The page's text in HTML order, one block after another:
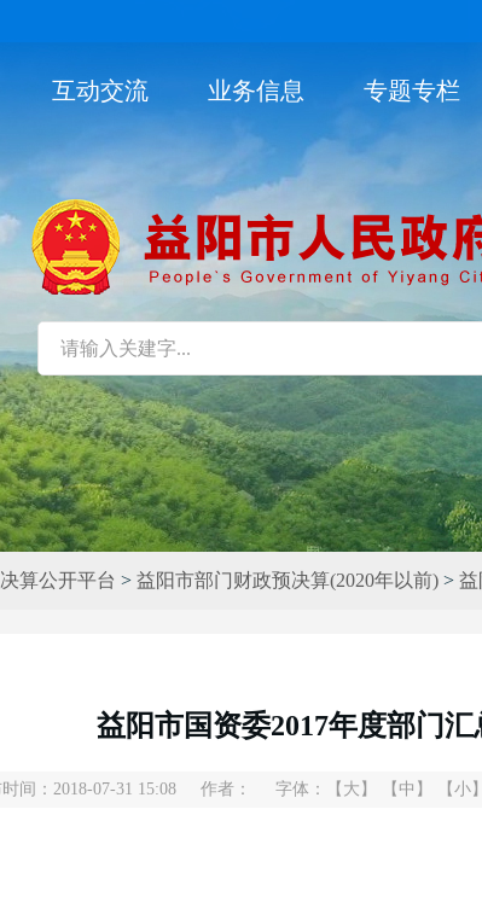
互动交流 业务信息 专题专栏
算公开平台 > 益阳市部门财政预决算(2020年以前) > 益
益阳市国资委2017年度部门
间：2018-07-31 15:08 作者： 字体： 【大】 【中】 【小】